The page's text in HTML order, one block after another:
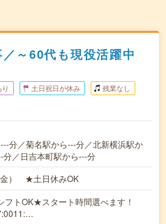
～60代も現役活躍中
土日祝日が休み 残業なし
分／菊名駅から---分／北新横浜駅か
分／日吉本町駅から---分
金） ★土日休みOK
トOK★スタート時間選べます！